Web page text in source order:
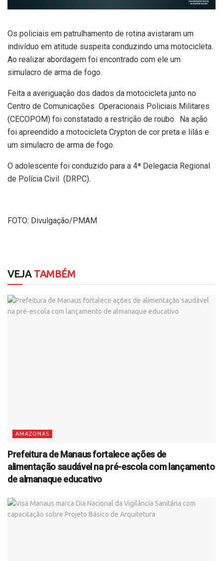
Os policiais em patrulhamento de rotina avistaram um
indivíduo em atitude suspeita conduzindo uma motocicleta.
Ao realizar abordagem foi encontrado com ele um
simulacro de arma de fogo.
Feita a averiguação dos dados da motocicleta junto no
Centro de Comunicações Operacionais Policiais Militares
(CECOPOM) foi constatado a restrição de roubo. Na ação
foi apreendido a motocicleta Crypton de cor preta e lilás e
um simulacro de arma de fogo.
O adolescente foi conduzido para a 4ª Delegacia Regional
de Polícia Civil (DRPC).
FOTO: Divulgação/PMAM
VEJATAMBÉM
AMAZONAS
Prefeitura de Manaus fortalece ações de
alimentação saudável na pré-escola com lançamento
de almanaque educativo